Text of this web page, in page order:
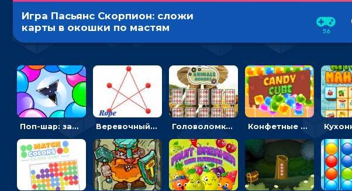
Игра Пасьянс Скорпион: сложи
карты в окошки по мастям
56
Поп-шар: запускать колючку, чтобы лопать воздушные шарики Веревочный мастер: двигай узелки и развязывай их Головоломка с животными: переворачивать карточки, чтобы находить пару Конфетные кубики: двигать сладости в сторону, чтобы стрелять по целям